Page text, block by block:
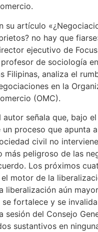
su artículo
no hay que
ejecutivo de
de sociología
Filipinas, analiza el
en la
(OMC).
autor señala que, bajo
proceso que apunta
civil no
peligroso de las
Los próximos
motor de la
liberalización aún
fortalece y se
sesión del Consejo
sustantivos en